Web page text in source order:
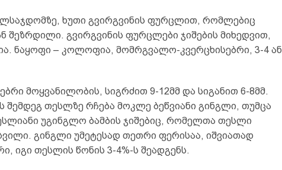
ხუთი გვირგვინის ფურცლით, რომლებიც
შეზრდილი. გვირგვინის ფურცლები ჯიშების მიხედვით,
ნაყოფი – კოლოფია, მომრგვალო-კვერცხისებრი, 3-4 ან
მოყვანილობის, სიგრძით 9-12მმ და სიგანით 6-8მმ.
შემდეგ თესლზე რჩება მოკლე ბეწვიანი გინგლი, თუმცა
უგინგლო ბამბის ჯიშებიც, რომელთა თესლი
გინგლი უმეტესად თეთრი ფერისაა, იშვიათად
იგი თესლის წონის 3-4%-ს შეადგენს.